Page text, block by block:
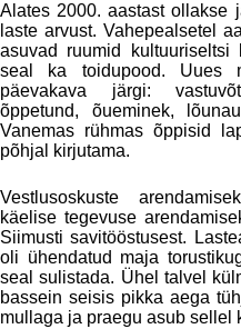
Alates 2000. aastast ollakse
laste arvust. Vahepealsetel
asuvad ruumid kultuuriseltsi
seal ka toidupood. Uues
päevakava järgi:
õppetund, õueminek,
Vanemas rühmas õppisid
põhjal kirjutama.
Vestlusoskuste
käelise tegevuse
Siimusti savitööstusest.
oli ühendatud maja
seal sulistada. Ühel talvel
bassein seisis pikka aega
mullaga ja praegu asub sellel